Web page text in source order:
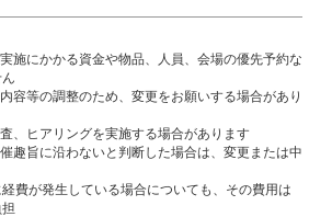
施にかかる資金や物品、人員、会場の優先予約な
容等の調整のため、変更をお願いする場合があり
、ヒアリングを実施する場合があります
趣旨に沿わないと判断した場合は、変更または中
費が発生している場合についても、その費用は